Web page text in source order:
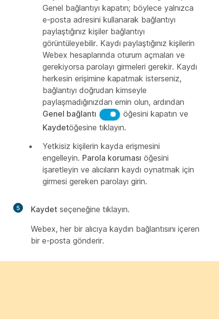
Genel bağlantıyı kapatın; böylece yalnızca
e-posta adresini kullanarak bağlantıyı
paylaştığınız kişiler bağlantıyı
görüntüleyebilir. Kaydı paylaştığınız kişilerin
Webex hesaplarında oturum açmaları ve
gerekiyorsa parolayı girmeleri gerekir. Kaydı
herkesin erişimine kapatmak isterseniz,
bağlantıyı doğrudan kimseyle
paylaşmadığınızdan emin olun, ardından
Genel bağlantı
öğesini kapatın ve
Kaydetöğesine tıklayın.
Yetkisiz kişilerin kayda erişmesini
engelleyin. Parola koruması öğesini
işaretleyin ve alıcıların kaydı oynatmak için
girmesi gereken parolayı girin.
5 Kaydet seçeneğine tıklayın.
Webex, her bir alıcıya kaydın bağlantısını içeren
bir e-posta gönderir.